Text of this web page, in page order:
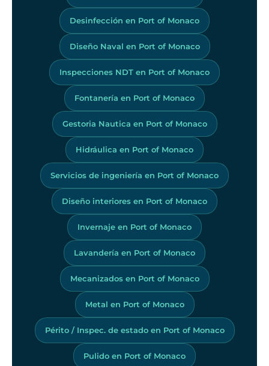
Desinfección en Port of Monaco
Diseño Naval en Port of Monaco
Inspecciones NDT en Port of Monaco
Fontanería en Port of Monaco
Gestoria Nautica en Port of Monaco
Hidráulica en Port of Monaco
Servicios de ingeniería en Port of Monaco
Diseño interiores en Port of Monaco
Invernaje en Port of Monaco
Lavandería en Port of Monaco
Mecanizados en Port of Monaco
Metal en Port of Monaco
Périto / Inspec. de estado en Port of Monaco
Pulido en Port of Monaco